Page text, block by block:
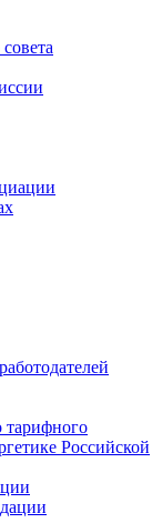
тарифного
Российской